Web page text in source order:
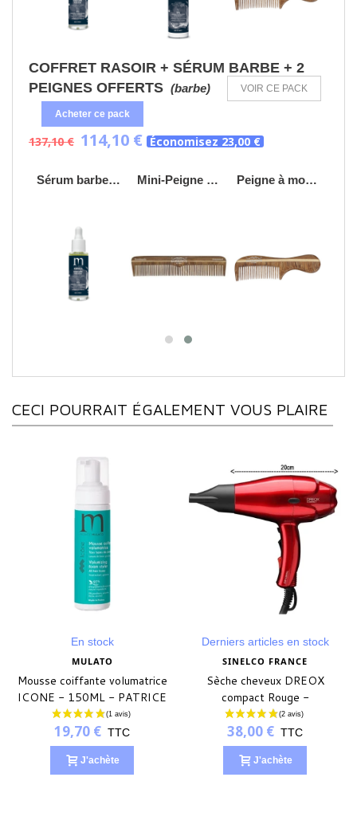
COFFRET RASOIR + SÉRUM BARBE + 2
PEIGNES OFFERTS (barbe) VOIR CE PACK
Acheter ce pack
137,10 € 114,10 € Économisez 23,00 €
Sérum barbe - 30mL Mini-Peigne Rosewood Peigne à moustache ROSEWOOD
CECI POURRAIT ÉGALEMENT VOUS PLAIRE
En stock
MULATO
Mousse coiffante volumatrice
ICONE - 150ML - PATRICE
MULATO
19,70 € TTC
J'achète
Derniers articles en stock
SINELCO FRANCE
Sèche cheveux DREOX
compact Rouge -
2000/2200 Watts
38,00 € TTC
J'achète